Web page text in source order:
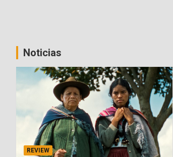
entradas
Noticias
REVIEW